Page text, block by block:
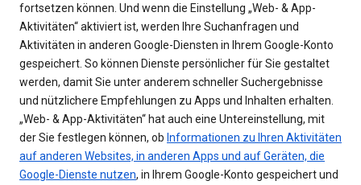
fortsetzen können. Und wenn die Einstellung „Web- & App-
Aktivitäten“ aktiviert ist, werden Ihre Suchanfragen und
Aktivitäten in anderen Google-Diensten in Ihrem Google-Konto
gespeichert. So können Dienste persönlicher für Sie gestaltet
werden, damit Sie unter anderem schneller Suchergebnisse
und nützlichere Empfehlungen zu Apps und Inhalten erhalten.
„Web- & App-Aktivitäten“ hat auch eine Untereinstellung, mit
der Sie festlegen können, ob Informationen zu Ihren Aktivitäten
auf anderen Websites, in anderen Apps und auf Geräten, die
Google-Dienste nutzen, in Ihrem Google-Konto gespeichert und